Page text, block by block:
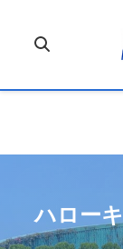
ハロー